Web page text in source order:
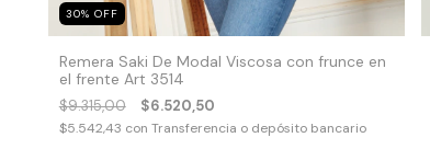
30% OFF
Remera Saki De Modal Viscosa con frunce en
el frente Art 3514
$9.315,00 $6.520,50
$5.542,43 con Transferencia o depósito bancario